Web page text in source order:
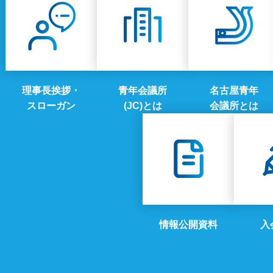
理事長挨拶・
スローガン
青年会議所
(JC)とは
名古屋青年
会議所とは
情報公開資料